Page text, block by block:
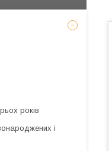
років
і